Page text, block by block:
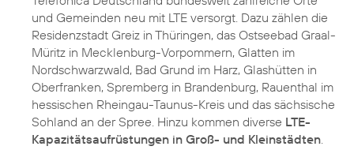
und Gemeinden neu mit LTE versorgt. Dazu zählen die
Residenzstadt Greiz in Thüringen, das Ostseebad Graal-
Müritz in Mecklenburg-Vorpommern, Glatten im
Nordschwarzwald, Bad Grund im Harz, Glashütten in
Oberfranken, Spremberg in Brandenburg, Rauenthal im
hessischen Rheingau-Taunus-Kreis und das sächsische
Sohland an der Spree. Hinzu kommen diverse LTE-
Kapazitätsaufrüstungen in Groß- und Kleinstädten.